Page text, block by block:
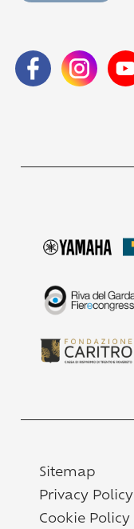
Sitemap
Privacy Policy
Cookie Policy